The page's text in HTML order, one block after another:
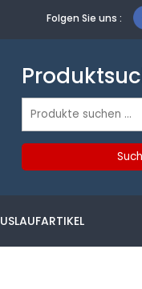
Folgen Sie uns :
Suchen